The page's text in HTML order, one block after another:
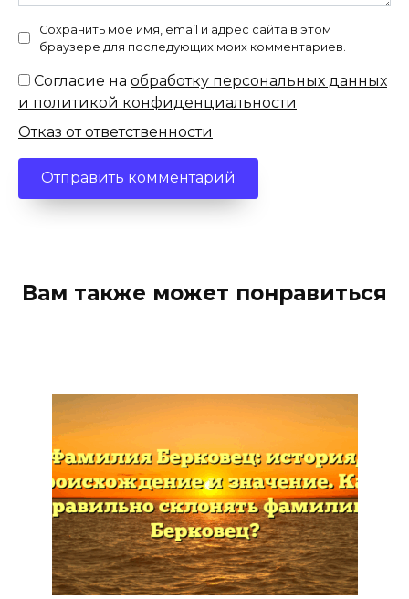
Сохранить моё имя, email и адрес сайта в этом
браузере для последующих моих комментариев.
Согласие на обработку персональных данных
и политикой конфиденциальности
Отказ от ответственности
Вам также может понравиться